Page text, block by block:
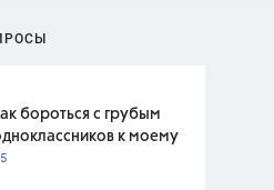
бороться с грубым
к моему